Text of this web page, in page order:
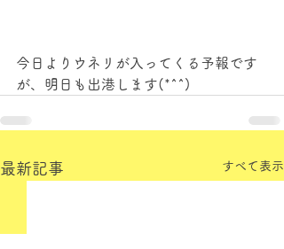
今日よりウネリが入ってくる予報です
が、明日も出港します(*^^)
最新記事 すべて表示